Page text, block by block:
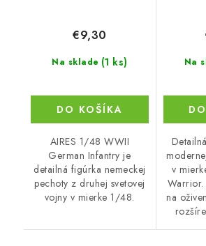
Na sklade (1 ks)
€9,30
DO KOŠÍKA
AIRES 1/48 WWII
German Infantry je
detailná figúrka nemeckej
pechoty z druhej svetovej
vojny v mierke 1/48.
Na
v
na